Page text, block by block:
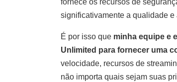
fornece os recursos de
significativamente a qualidade
É por isso que minha equipe e
Unlimited para fornecer uma
velocidade, recursos de
não importa quais sejam suas